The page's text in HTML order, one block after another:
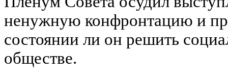
ненужную конфронтацию и
состоянии ли он решить
обществе.